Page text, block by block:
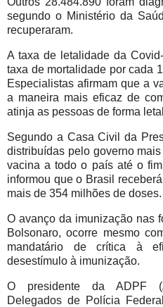
segundo o Ministério da
recuperaram.
A taxa de letalidade da
taxa de mortalidade por cada
Especialistas afirmam que a
a maneira mais eficaz de
atinja as pessoas de forma
Segundo a Casa Civil da
distribuídas pelo governo
vacina a todo o país até o
informou que o Brasil
mais de 354 milhões de doses.
O avanço da imunização nas
Bolsonaro, ocorre mesmo
mandatário de crítica à
desestímulo à imunização.
O presidente da ADPF
Delegados de Polícia